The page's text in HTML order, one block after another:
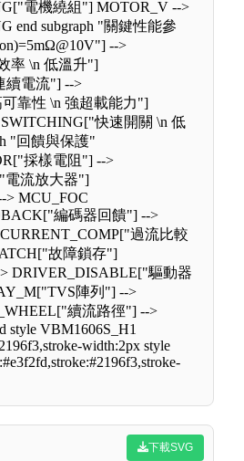
電機繞組"] MOTOR_V -->
end subgraph "關鍵性能參
-->
率 \n 低溫升"]
續電流"] -->
靠性 \n 強超載能力"]
快速開關 \n 低
"回饋與保護"
採樣電阻"] -->
電流放大器"]
> MCU_FOC
編碼器回饋"] -->
過流比較
故障鎖存"]
DRIVER_DISABLE["驅動器
陣列"] -->
續流路徑"] -->
style VBM1606S_H1
width:2px style
下載SVG